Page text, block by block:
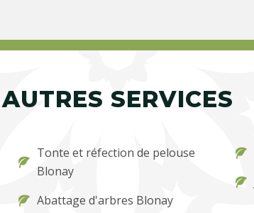
AUTRES SERVICES
Tonte et réfection de pelouse
Blonay
Abattage d'arbres Blonay